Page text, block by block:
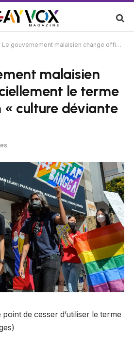
Le gouvernement malaisien change officiellement le terme « LGBT » en « culture déviante »
malaisien
le terme
« culture déviante
de cesser d’utiliser le terme